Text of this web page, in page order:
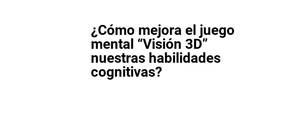
¿Cómo mejora el juego
mental “Visión 3D”
nuestras habilidades
cognitivas?